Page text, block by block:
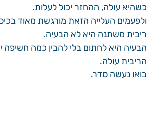
כשהיא עולה, ההחזר יכול לעלות.
ולפעמים העלייה הזאת מורגשת מאוד
ריבית משתנה היא לא הבעיה.
הבעיה היא לחתום בלי להבין כמה
הריבית עולה.
בואו נעשה סדר.